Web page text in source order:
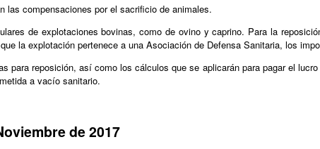
las compensaciones por el sacrificio de animales.
de explotaciones bovinas, como de ovino y caprino. Para la
la explotación pertenece a una Asociación de Defensa Sanitaria, los
para reposición, así como los cálculos que se aplicarán para pagar el
a vacío sanitario.
de 2017